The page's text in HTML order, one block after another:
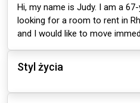
Hi, my name is Judy. I am a
looking for a room to rent in
and I would like to move
Styl życia